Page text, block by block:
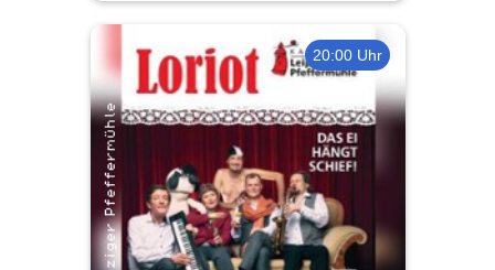
20:00 Uhr